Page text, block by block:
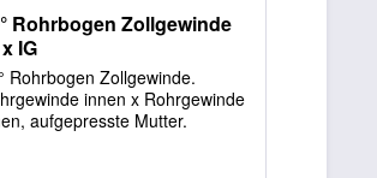
Rohrbogen Zollgewinde
IG
Rohrbogen Zollgewinde.
innen x Rohrgewinde
aufgepresste Mutter.